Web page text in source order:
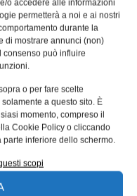
o accedere alle informazioni
permetterà a noi e ai nostri
durante la
di mostrare annunci (non)
consenso può influire
o per fare scelte
a questo sito. È
momento, compreso il
Cookie Policy o cliccando
inferiore dello schermo.
scopi
di contatto tra
incomplete
nella seconda parte
mese fa ci